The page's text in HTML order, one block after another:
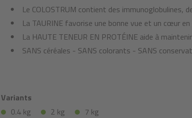
Le COLOSTRUM contient des immunoglobulines,
La TAURINE favorise une bonne vue et un cœur
La HAUTE TENEUR EN PROTÉINE aide à
SANS céréales - SANS colorants - SANS
Variants
0.4 kg
2 kg 7 kg